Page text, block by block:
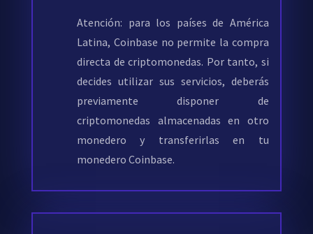
Atención: para los países de América
Latina, Coinbase no permite la compra
directa de criptomonedas. Por tanto, si
decides utilizar sus servicios, deberás
previamente disponer de
criptomonedas almacenadas en otro
monedero y transferirlas en tu
monedero Coinbase.